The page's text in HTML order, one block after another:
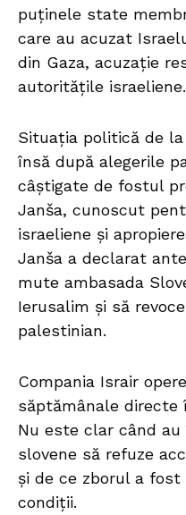
puținele state
care au acuzat
din Gaza, acuzație
autoritățile israeliene.
Situația politică de
însă după alegerile
câștigate de fostul
Janša, cunoscut
israeliene și
Janša a declarat
mute ambasada
Ierusalim și să
palestinian.
Compania Israir
săptămânale directe
Nu este clar când
slovene să refuze
și de ce zborul a
condiții.